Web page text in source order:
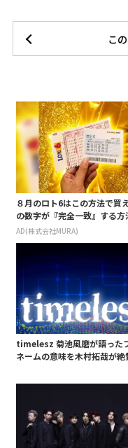
こ
８月のロト6はこの方法で買
の数字が『完全一致』する方
AD(株式会社MURA)
timelesz 菊池風磨が語った
ネームの意味を木村拓哉が絶